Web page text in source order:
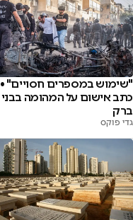
"שימוש במספרים חסויים" •
כתב אישום על המהומה בבני
ברק
גדי פוקס